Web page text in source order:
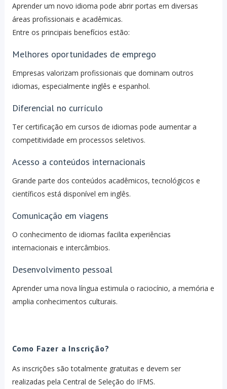
Aprender um novo idioma pode abrir portas em diversas
áreas profissionais e acadêmicas.
Entre os principais benefícios estão:
Melhores oportunidades de emprego
Empresas valorizam profissionais que dominam outros
idiomas, especialmente inglês e espanhol.
Diferencial no currículo
Ter certificação em cursos de idiomas pode aumentar a
competitividade em processos seletivos.
Acesso a conteúdos internacionais
Grande parte dos conteúdos acadêmicos, tecnológicos e
científicos está disponível em inglês.
Comunicação em viagens
O conhecimento de idiomas facilita experiências
internacionais e intercâmbios.
Desenvolvimento pessoal
Aprender uma nova língua estimula o raciocínio, a memória e
amplia conhecimentos culturais.
Como Fazer a Inscrição?
As inscrições são totalmente gratuitas e devem ser
realizadas pela Central de Seleção do IFMS.